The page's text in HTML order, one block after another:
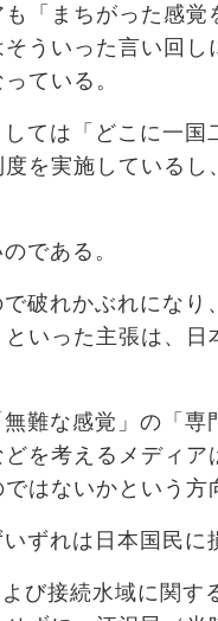
「まちがった感
ういった言い回
ている。
ては「どこに一国
を実施しているし
である。
破れかぶれにな
いった主張は、
難な感覚」の「専
を考えるメディ
はないかという方
ずれは日本国民に
び接続水域に関す